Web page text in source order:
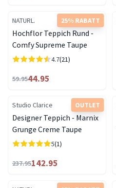
25% RABATT
NATURL.
Hochflor Teppich Rund -
Comfy Supreme Taupe
4.7(21)
59.9544.95
OUTLET
Studio Clarice
Designer Teppich - Marnix
Grunge Creme Taupe
5(1)
237.95142.95